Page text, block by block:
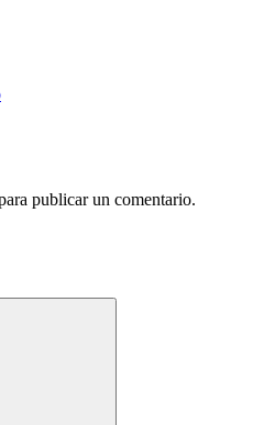
publicar un comentario.